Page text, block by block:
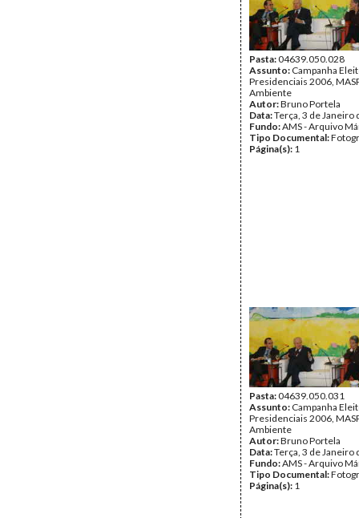
Pasta:04639.050.028
Assunto: Campanha
Presidenciais 2006,
Ambiente
Autor:Bruno Portela
Data:Terça, 3 de Janeiro
Fundo:AMS - Arquivo
Tipo Documental:
Página(s): 1
Pasta:04639.050.031
Assunto: Campanha
Presidenciais 2006,
Ambiente
Autor:Bruno Portela
Data:Terça, 3 de Janeiro
Fundo:AMS - Arquivo
Tipo Documental:
Página(s): 1